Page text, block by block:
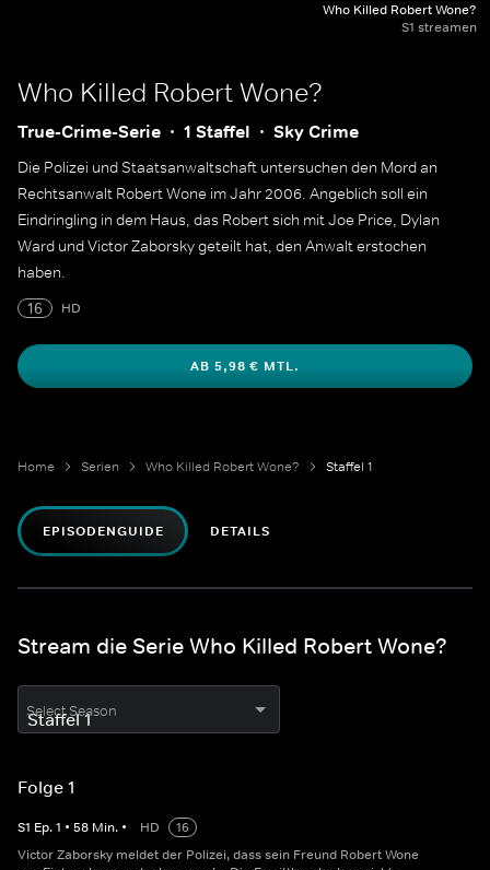
Who Killed Robert Wone?
S1 streamen
Who Killed Robert Wone?
True-Crime-Serie 1 Staffel Sky Crime
Die Polizei und Staatsanwaltschaft untersuchen den Mord an
Rechtsanwalt Robert Wone im Jahr 2006. Angeblich soll ein
Eindringling in dem Haus, das Robert sich mit Joe Price, Dylan
Ward und Victor Zaborsky geteilt hat, den Anwalt erstochen
haben.
16
HD
AB 5,98 € MTL.
Home Serien Who Killed Robert Wone? Staffel 1
EPISODENGUIDE DETAILS
Stream die Serie Who Killed Robert Wone?
Select Season
Folge 1
S1 Ep.1 • 58 Min. • HD
16
Victor Zaborsky meldet der Polizei, dass sein Freund Robert Wone